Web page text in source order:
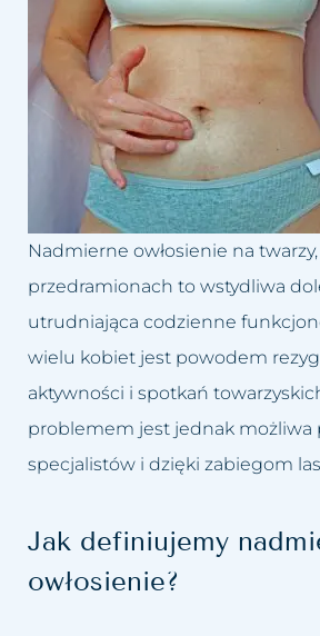
Dolina łez
Drugi podbródek
Hirsutyzm
Krzywy nos, Garbaty
Nadmiar tkanki
Opadające powieki i
Opadnięte policzki
Plamy posłoneczne
Plamy starcze
Rozstępy
Leczenie bruksizmu
Leczenie łysienia
Leczenie migreny
Leczenie
Leczenie trądziku
Lifting twarzy
Likwidacja drugiego
Modelowanie
Oczyszczanie
Odmładzanie Twarzy
Trychologia
Blog
Kontakt
Nadmierne owłosienie na
przedramionach to wstydliwa
utrudniająca codzienne
wielu kobiet jest powodem
aktywności i spotkań
problemem jest jednak możliwa
specjalistów i dzięki zabiegom
Jak definiujemy
owłosienie?